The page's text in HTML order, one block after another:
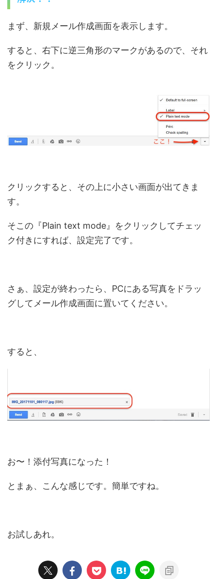
まず、新規メール作成画面を表示します。
すると、右下に逆三角形のマークがあるので、それ
をクリック。
クリックすると、その上に小さい画面が出てきま
す。
そこの『Plain text mode』をクリックしてチェッ
ク付きにすれば、設定完了です。
さぁ、設定が終わったら、PCにある写真をドラッ
グしてメール作成画面に置いてください。
すると、
お〜！添付写真になった！
とまぁ、こんな感じです。簡単ですね。
お試しあれ。